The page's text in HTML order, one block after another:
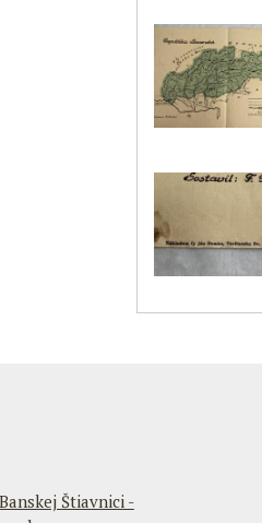
Štiavnici -